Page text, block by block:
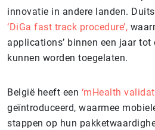
innovatie in andere landen.
‘DiGa fast track procedure’,
applications’ binnen een jaar tot
kunnen worden toegelaten.
België heeft een ‘mHealth
geïntroduceerd, waarmee
stappen op hun